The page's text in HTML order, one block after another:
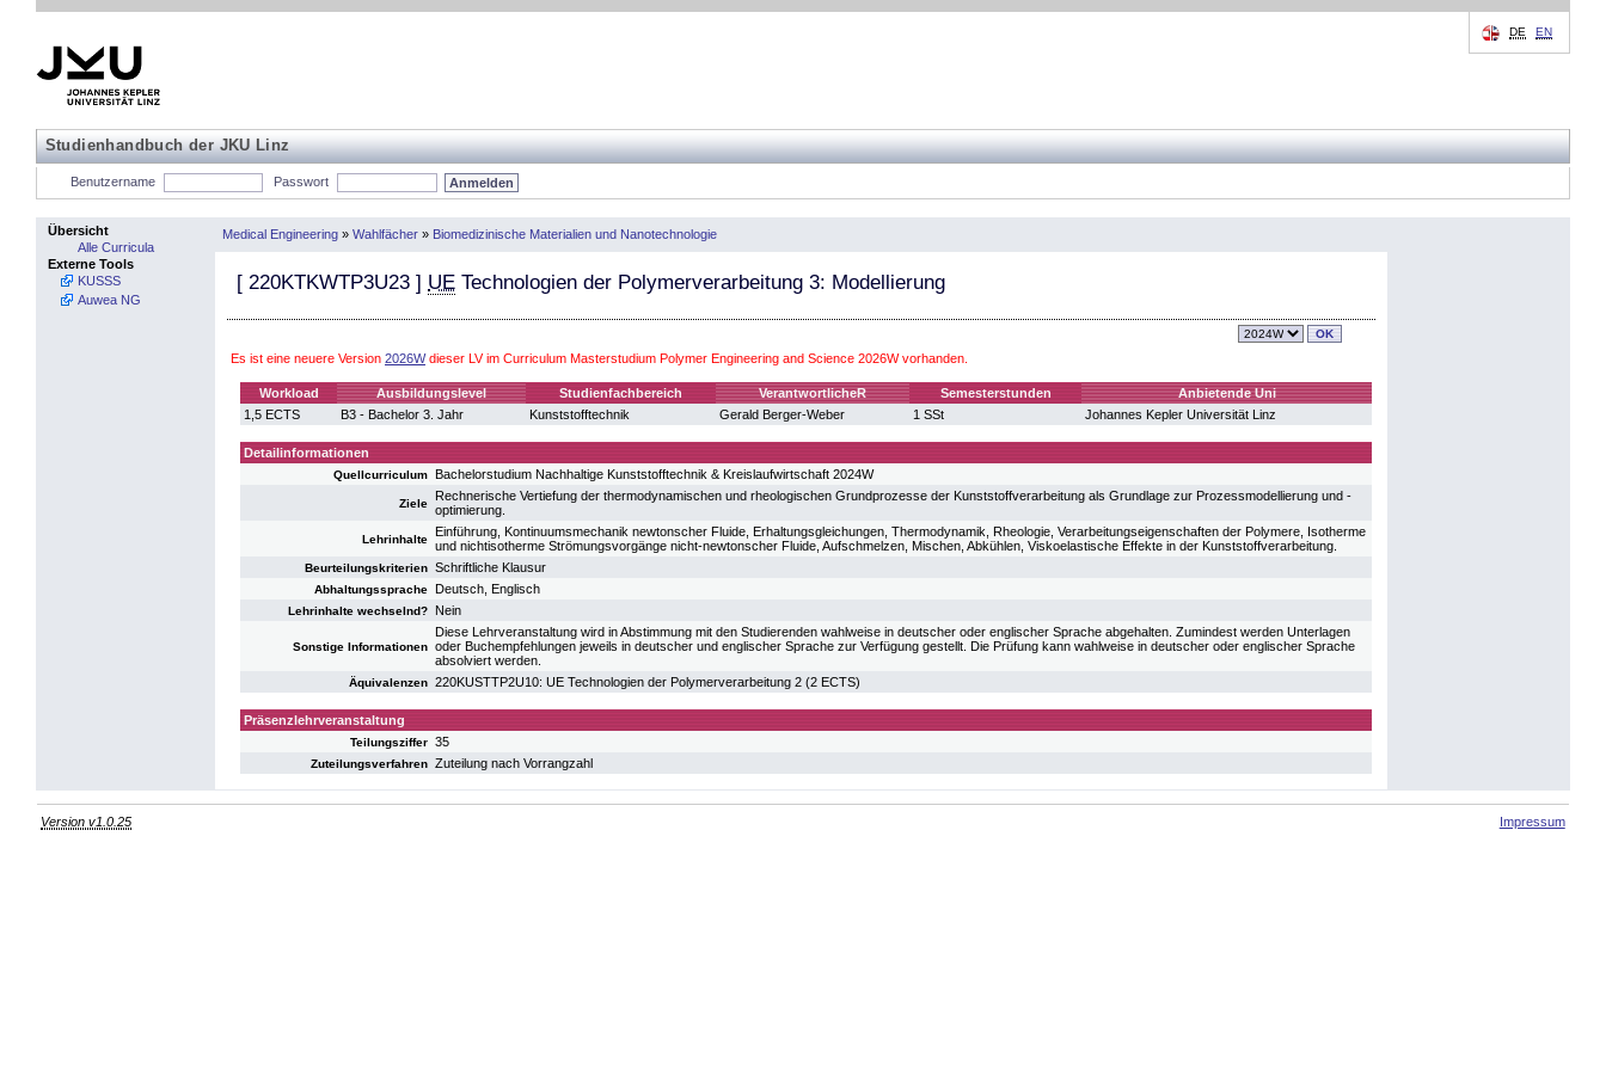
Studienhandbuch der JKU Linz
DE EN
Benutzername Passwort
Übersicht
Alle Curricula
Externe Tools
KUSSS
Auwea NG
Medical Engineering » Wahlfächer » Biomedizinische Materialien und Nanotechnologie
[ 220KTKWTP3U23 ] UE Technologien der Polymerverarbeitung 3: Modellierung
Es ist eine neuere Version 2026Wdieser LV im Curriculum Masterstudium Polymer Engineering and Science 2026W vorhanden.
Workload Ausbildungslevel Studienfachbereich VerantwortlicheR Semesterstunden
Anbietende Uni
1,5 ECTS
B3 - Bachelor 3. Jahr Kunststofftechnik Gerald Berger-Weber 1 SSt Johannes Kepler Universität Linz
Detailinformationen
Quellcurriculum Bachelorstudium Nachhaltige Kunststofftechnik & Kreislaufwirtschaft 2024W
Ziele
Rechnerische Vertiefung der thermodynamischen und rheologischen Grundprozesse der Kunststoffverarbeitung als Grundlage zur Prozessmodellierung und -
optimierung.
Lehrinhalte
Einführung, Kontinuumsmechanik newtonscher Fluide, Erhaltungsgleichungen, Thermodynamik, Rheologie, Verarbeitungseigenschaften der Polymere, Isotherme
und nichtisotherme Strömungsvorgänge nicht-newtonscher Fluide, Aufschmelzen, Mischen, Abkühlen, Viskoelastische Effekte in der Kunststoffverarbeitung.
Beurteilungskriterien Schriftliche Klausur
Abhaltungssprache Deutsch, Englisch
Lehrinhalte wechselnd? Nein
Sonstige Informationen
Diese Lehrveranstaltung wird in Abstimmung mit den Studierenden wahlweise in deutscher oder englischer Sprache abgehalten. Zumindest werden Unterlagen
oder Buchempfehlungen jeweils in deutscher und englischer Sprache zur Verfügung gestellt. Die Prüfung kann wahlweise in deutscher oder englischer Sprache
absolviert werden.
Äquivalenzen 220KUSTTP2U10: UE Technologien der Polymerverarbeitung 2 (2 ECTS)
Präsenzlehrveranstaltung
Teilungsziffer 35
Zuteilungsverfahren Zuteilung nach Vorrangzahl
Version v1.0.25 Impressum